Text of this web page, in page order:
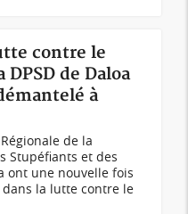
contre le
de Daloa
à
de la
Stupéfiants et des
ont une nouvelle fois
la lutte contre le